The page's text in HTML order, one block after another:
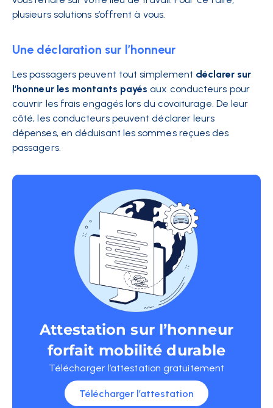
plusieurs solutions s’offrent à vous.
Une déclaration sur l’honneur
Les passagers peuvent tout simplement déclarer sur
l’honneur les montants payés aux conducteurs pour
couvrir les frais engagés lors du covoiturage. De leur
côté, les conducteurs peuvent déclarer leurs
dépenses, en déduisant les sommes reçues des
passagers.
Attestation sur l’honneur
forfait mobilité durable
Télécharger l’attestation gratuitement
Télécharger l’attestation